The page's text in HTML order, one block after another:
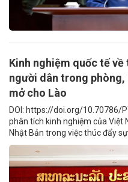
Kinh nghiệm quốc tế
người dân trong
mở cho Lào
DOI: https://doi.org/10.70786/
phân tích kinh nghiệm của Việt
Nhật Bản trong việc thúc đẩy